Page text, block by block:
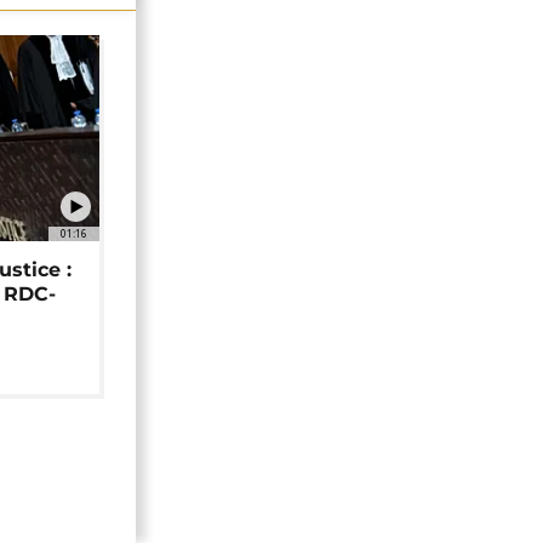
01:16
: